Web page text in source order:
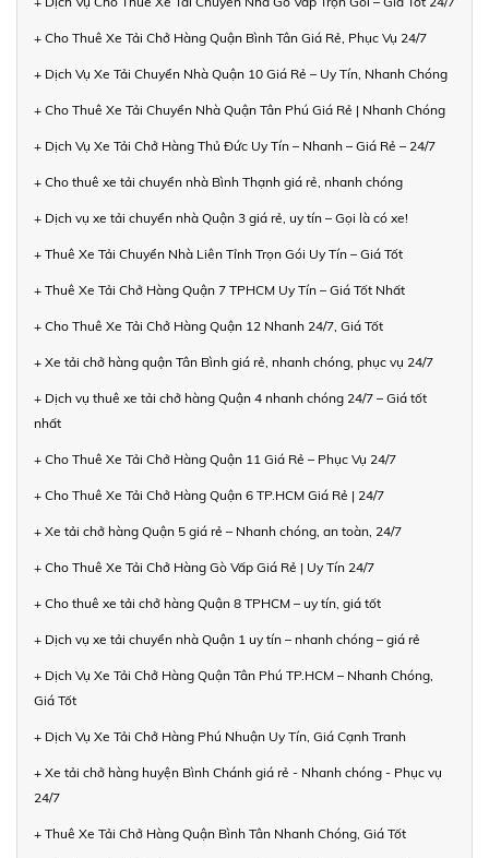
+ Cho Thuê Xe Tải Chở Hàng Quận Bình Tân Giá Rẻ, Phục Vụ 24/7
+ Dịch Vụ Xe Tải Chuyển Nhà Quận 10 Giá Rẻ – Uy Tín, Nhanh Chóng
+ Cho Thuê Xe Tải Chuyển Nhà Quận Tân Phú Giá Rẻ | Nhanh Chóng
+ Dịch Vụ Xe Tải Chở Hàng Thủ Đức Uy Tín – Nhanh – Giá Rẻ – 24/7
+ Cho thuê xe tải chuyển nhà Bình Thạnh giá rẻ, nhanh chóng
+ Dịch vụ xe tải chuyển nhà Quận 3 giá rẻ, uy tín – Gọi là có xe!
+ Thuê Xe Tải Chuyển Nhà Liên Tỉnh Trọn Gói Uy Tín – Giá Tốt
+ Thuê Xe Tải Chở Hàng Quận 7 TPHCM Uy Tín – Giá Tốt Nhất
+ Cho Thuê Xe Tải Chở Hàng Quận 12 Nhanh 24/7, Giá Tốt
+ Xe tải chở hàng quận Tân Bình giá rẻ, nhanh chóng, phục vụ 24/7
+ Dịch vụ thuê xe tải chở hàng Quận 4 nhanh chóng 24/7 – Giá tốt
nhất
+ Cho Thuê Xe Tải Chở Hàng Quận 11 Giá Rẻ – Phục Vụ 24/7
+ Cho Thuê Xe Tải Chở Hàng Quận 6 TP.HCM Giá Rẻ | 24/7
+ Xe tải chở hàng Quận 5 giá rẻ – Nhanh chóng, an toàn, 24/7
+ Cho Thuê Xe Tải Chở Hàng Gò Vấp Giá Rẻ | Uy Tín 24/7
+ Cho thuê xe tải chở hàng Quận 8 TPHCM – uy tín, giá tốt
+ Dịch vụ xe tải chuyển nhà Quận 1 uy tín – nhanh chóng – giá rẻ
+ Dịch Vụ Xe Tải Chở Hàng Quận Tân Phú TP.HCM – Nhanh Chóng,
Giá Tốt
+ Dịch Vụ Xe Tải Chở Hàng Phú Nhuận Uy Tín, Giá Cạnh Tranh
+ Xe tải chở hàng huyện Bình Chánh giá rẻ - Nhanh chóng - Phục vụ
24/7
+ Thuê Xe Tải Chở Hàng Quận Bình Tân Nhanh Chóng, Giá Tốt